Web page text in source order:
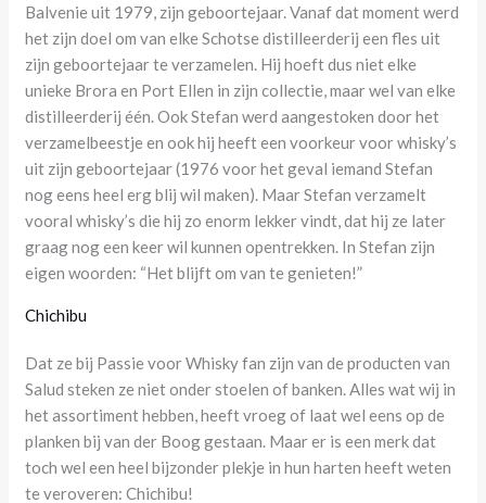
Balvenie uit 1979, zijn geboortejaar. Vanaf dat moment werd
het zijn doel om van elke Schotse distilleerderij een fles uit
zijn geboortejaar te verzamelen. Hij hoeft dus niet elke
unieke Brora en Port Ellen in zijn collectie, maar wel van elke
distilleerderij één. Ook Stefan werd aangestoken door het
verzamelbeestje en ook hij heeft een voorkeur voor whisky’s
uit zijn geboortejaar (1976 voor het geval iemand Stefan
nog eens heel erg blij wil maken). Maar Stefan verzamelt
vooral whisky’s die hij zo enorm lekker vindt, dat hij ze later
graag nog een keer wil kunnen opentrekken. In Stefan zijn
eigen woorden: “Het blijft om van te genieten!”
Chichibu
Dat ze bij Passie voor Whisky fan zijn van de producten van
Salud steken ze niet onder stoelen of banken. Alles wat wij in
het assortiment hebben, heeft vroeg of laat wel eens op de
planken bij van der Boog gestaan. Maar er is een merk dat
toch wel een heel bijzonder plekje in hun harten heeft weten
te veroveren: Chichibu!